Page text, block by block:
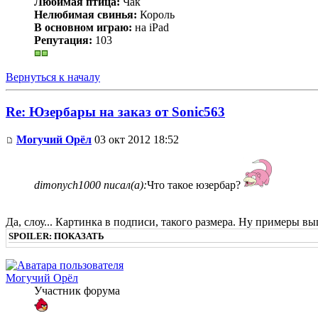
Нелюбимая свинья: Король
В основном играю: на iPad
Репутация: 103
Вернуться к началу
Re: Юзербары на заказ от Sonic563
Могучий Орёл 03 окт 2012 18:52
dimonych1000 писал(а):Что такое юзербар?
Да, слоу... Картинка в подписи, такого размера. Ну примеры
SPOILER: ПОКАЗАТЬ
Могучий Орёл
Участник форума